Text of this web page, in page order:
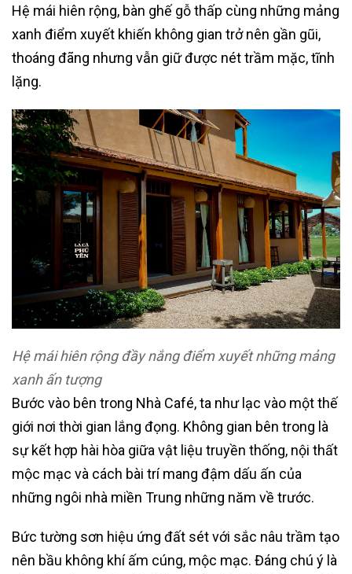
Hệ mái hiên rộng, bàn ghế gỗ thấp cùng những mảng
xanh điểm xuyết khiến không gian trở nên gần gũi,
thoáng đãng nhưng vẫn giữ được nét trầm mặc, tĩnh
lặng.
Hệ mái hiên rộng đầy nắng điểm xuyết những mảng
xanh ấn tượng
Bước vào bên trong Nhà Café, ta như lạc vào một thế
giới nơi thời gian lắng đọng. Không gian bên trong là
sự kết hợp hài hòa giữa vật liệu truyền thống, nội thất
mộc mạc và cách bài trí mang đậm dấu ấn của
những ngôi nhà miền Trung những năm về trước.
Bức tường sơn hiệu ứng đất sét với sắc nâu trầm tạo
nên bầu không khí ấm cúng, mộc mạc. Đáng chú ý là